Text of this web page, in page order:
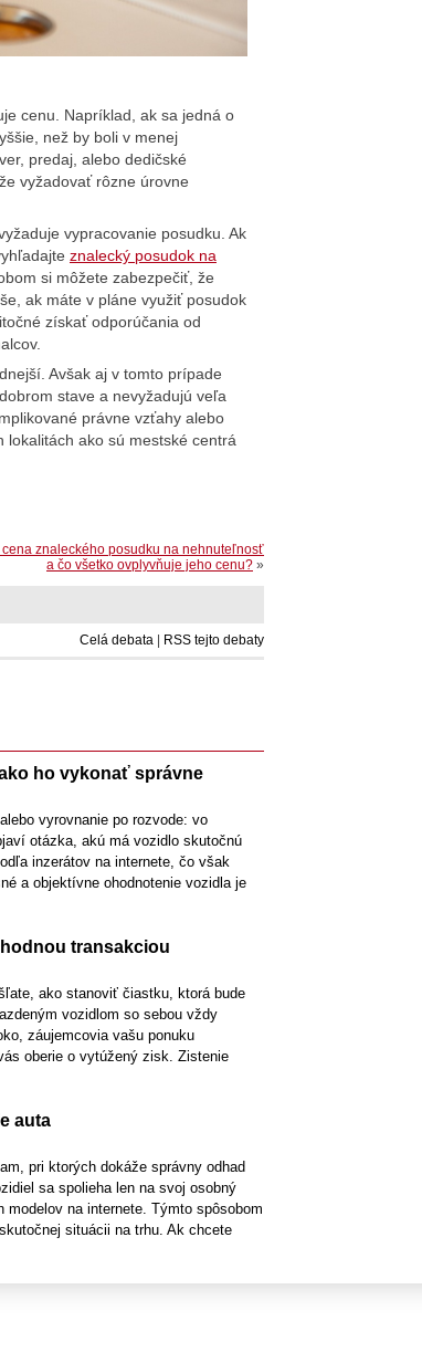
cenu. Napríklad, ak sa jedná o
než by boli v menej
predaj, alebo dedičské
vyžadovať rôzne úrovne
vypracovanie posudku. Ak
znalecký posudok na
si môžete zabezpečiť, že
ak máte v pláne využiť posudok
získať odporúčania od
Avšak aj v tomto prípade
stave a nevyžadujú veľa
právne vzťahy alebo
lokalitách ako sú mestské centrá
znaleckého posudku na nehnuteľnosť
a čo všetko ovplyvňuje jeho cenu? »
Celá debata RSS tejto debaty
ho vykonať správne
vyrovnanie po rozvode: vo
otázka, akú má vozidlo skutočnú
inzerátov na internete, čo však
a objektívne ohodnotenie vozidla je
transakciou
ako stanoviť čiastku, ktorá bude
vozidlom so sebou vždy
záujemcovia vašu ponuku
oberie o vytúžený zisk. Zistenie
auta
pri ktorých dokáže správny odhad
sa spolieha len na svoj osobný
na internete. Týmto spôsobom
situácii na trhu. Ak chcete